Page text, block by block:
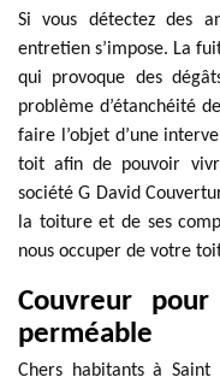
Si vous détectez des
entretien s’impose. La
qui provoque des
problème d’étanchéité
faire l’objet d’une
toit afin de pouvoir
société G David
la toiture et de ses
nous occuper de votre
Couvreur
perméable
Chers habitants à